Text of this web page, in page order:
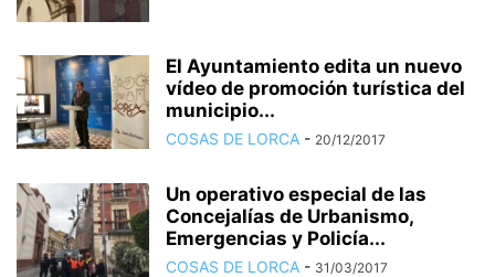
El Ayuntamiento edita un nuevo
vídeo de promoción turística del
municipio...
COSAS DE LORCA - 20/12/2017
Un operativo especial de las
Concejalías de Urbanismo,
Emergencias y Policía...
COSAS DE LORCA - 31/03/2017